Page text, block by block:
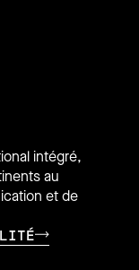
intégré,
au
et de